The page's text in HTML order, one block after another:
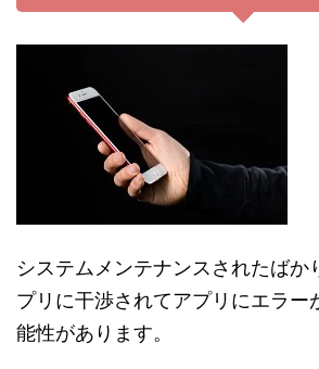
システムメンテナンスされたばか
プリに干渉されてアプリにエラー
能性があります。